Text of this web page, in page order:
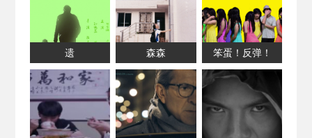
遗 森森 笨蛋！反弹！